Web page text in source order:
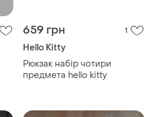
659 грн 1
Hello Kitty
Рюкзак набір чотири
предмета hello kitty